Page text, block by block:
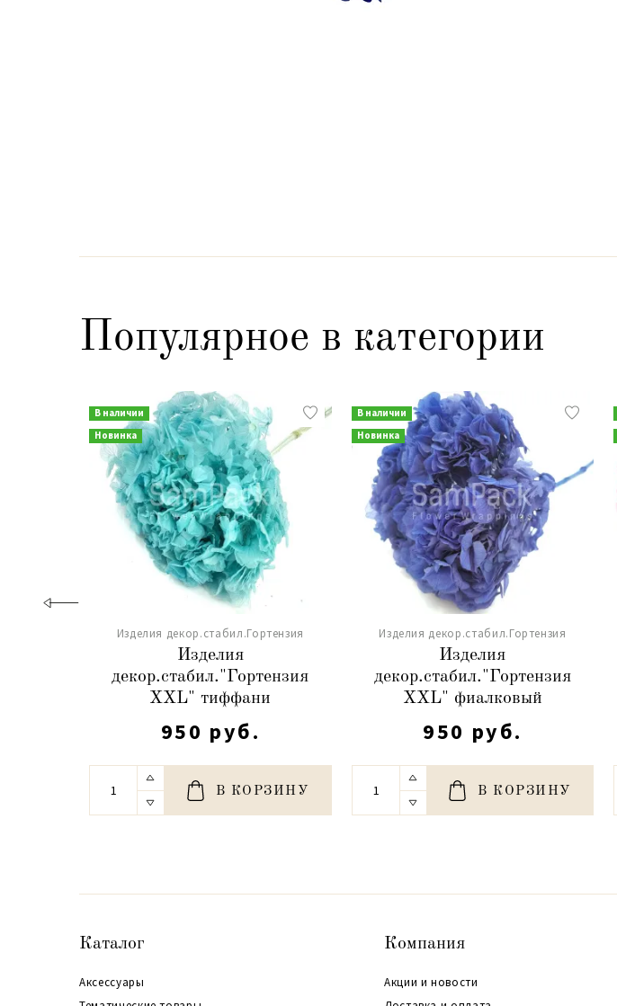
Популярное в категории
В наличии
Новинка
Изделия декор.стабил.Гортензия
Изделия
декор.стабил."Гортензия
XXL" тиффани
950 руб.
В КОРЗИНУ
В наличии
Новинка
Изделия декор.стабил.Гортензия
Изделия
декор.стабил."Гортензия
XXL" фиалковый
950 руб.
В КОРЗИНУ
Каталог
Аксессуары
Компания
Акции и новости